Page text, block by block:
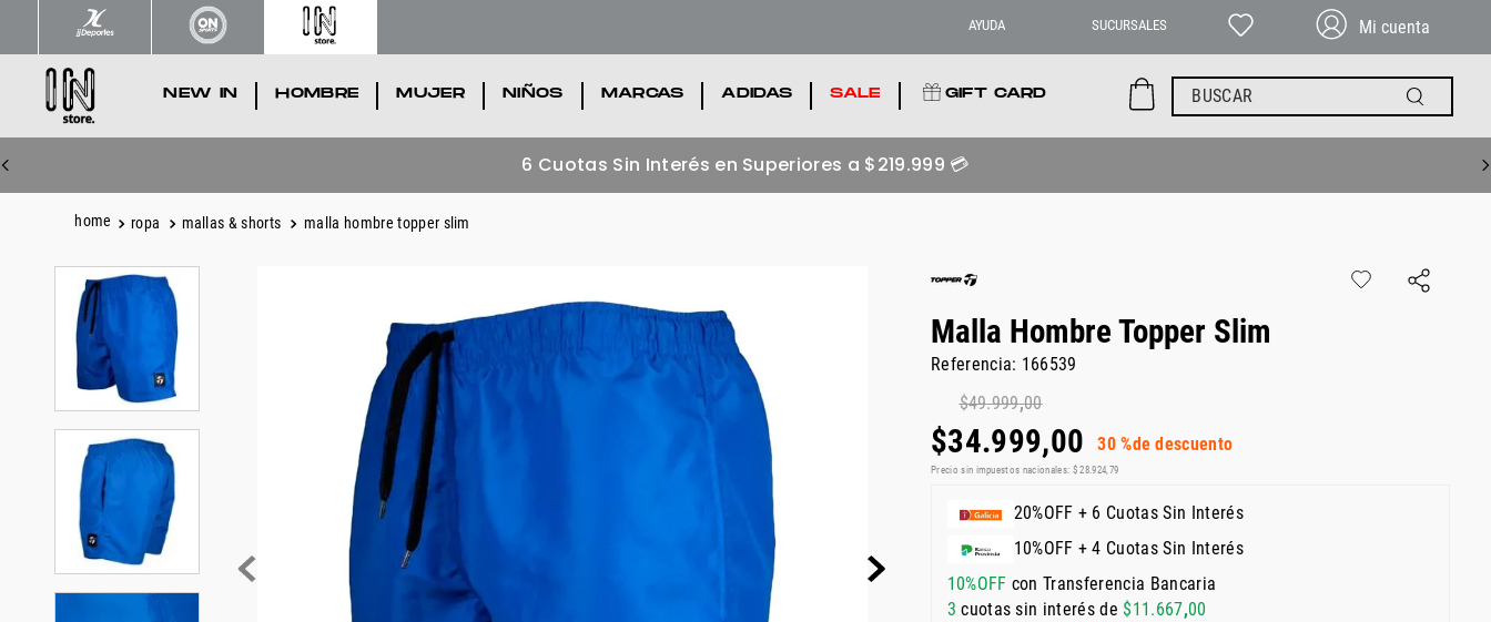
AYUDA SUCURSALES
NEW IN HOMBRE MUJER NIÑOS MARCAS ADIDAS SALE GIFT CARD BUSCAR
Zapatillas adidas más buscadas 💥Ver acá
ropa mallas & shorts malla hombre topper slim
Malla Hombre Topper Slim
Referencia: 166539
$49.999,00
$34.999,00 30 %de descuento
Precio sin impuestos nacionales: $ 28.924 79
20%OFF + 6 Cuotas Sin Interés
10%OFF + 4 Cuotas Sin Interés
10%OFF con Transferencia Bancaria
3 cuotas sin interés de $11 .667,00